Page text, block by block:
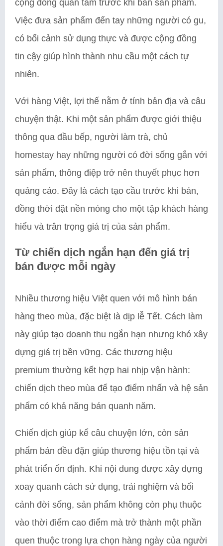
cộng đồng quan tâm trước khi bán sản phẩm.
Việc đưa sản phẩm đến tay những người có gu,
có bối cảnh sử dụng thực và được cộng đồng
tin cậy giúp hình thành nhu cầu một cách tự
nhiên.
Với hàng Việt, lợi thế nằm ở tính bản địa và câu
chuyện thật. Khi một sản phẩm được giới thiệu
thông qua đầu bếp, người làm trà, chủ
homestay hay những người có đời sống gắn với
sản phẩm, thông điệp trở nên thuyết phục hơn
quảng cáo. Đây là cách tạo cầu trước khi bán,
đồng thời đặt nền móng cho một tập khách hàng
hiểu và trân trọng giá trị của sản phẩm.
Từ chiến dịch ngắn hạn đến giá trị
bán được mỗi ngày
Nhiều thương hiệu Việt quen với mô hình bán
hàng theo mùa, đặc biệt là dịp lễ Tết. Cách làm
này giúp tạo doanh thu ngắn hạn nhưng khó xây
dựng giá trị bền vững. Các thương hiệu
premium thường kết hợp hai nhịp vận hành:
chiến dịch theo mùa để tạo điểm nhấn và hệ sản
phẩm có khả năng bán quanh năm.
Chiến dịch giúp kể câu chuyện lớn, còn sản
phẩm bán đều đặn giúp thương hiệu tồn tại và
phát triển ổn định. Khi nội dung được xây dựng
xoay quanh cách sử dụng, trải nghiệm và bối
cảnh đời sống, sản phẩm không còn phụ thuộc
vào thời điểm cao điểm mà trở thành một phần
quen thuộc trong lựa chọn hàng ngày của người